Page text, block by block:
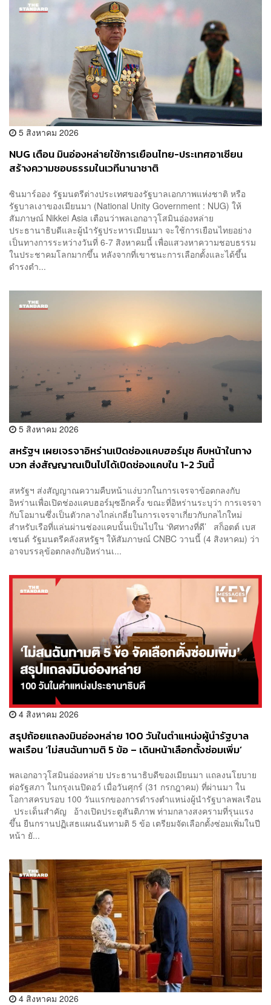
5 สิงหาคม 2026
NUG เตือน มินอ่องหล่ายใช้การเยือนไทย-ประเทศอาเซียน
สร้างความชอบธรรมในเวทีนานาชาติ
ซินมาร์ออง รัฐมนตรีต่างประเทศของรัฐบาลเอกภาพแห่งชาติ หรือ
รัฐบาลเงาของเมียนมา (National Unity Government : NUG) ให้
สัมภาษณ์ Nikkei Asia เตือนว่าพลเอกอาวุโสมินอ่องหล่าย
ประธานาธิบดีและผู้นำรัฐประหารเมียนมา จะใช้การเยือนไทยอย่าง
เป็นทางการระหว่างวันที่ 6-7 สิงหาคมนี้ เพื่อแสวงหาความชอบธรรม
ในประชาคมโลกมากขึ้น หลังจากที่เขาชนะการเลือกตั้งและได้ขึ้น
ดำรงตำ...
5 สิงหาคม 2026
สหรัฐฯ เผยเจรจาอิหร่านเปิดช่องแคบฮอร์มุซ คืบหน้าในทาง
บวก ส่งสัญญาณเป็นไปได้เปิดช่องแคบใน 1-2 วันนี้
สหรัฐฯ ส่งสัญญาณความคืบหน้าแง่บวกในการเจรจาข้อตกลงกับ
อิหร่านเพื่อเปิดช่องแคบฮอร์มุซอีกครั้ง ขณะที่อิหร่านระบุว่า การเจรจา
กับโอมานซึ่งเป็นตัวกลางไกล่เกลี่ยในการเจรจาเกี่ยวกับกลไกใหม่
สำหรับเรือที่แล่นผ่านช่องแคบนั้นเป็นไปใน ‘ทิศทางที่ดี’ สก็อตต์ เบส
เซนต์ รัฐมนตรีคลังสหรัฐฯ ให้สัมภาษณ์ CNBC วานนี้ (4 สิงหาคม) ว่า
อาจบรรลุข้อตกลงกับอิหร่านเ...
4 สิงหาคม 2026
สรุปถ้อยแถลงมินอ่องหล่าย 100 วันในตำแหน่งผู้นำรัฐบาล
พลเรือน ‘ไม่สนฉันทามติ 5 ข้อ – เดินหน้าเลือกตั้งซ่อมเพิ่ม’
พลเอกอาวุโสมินอ่องหล่าย ประธานาธิบดีของเมียนมา แถลงนโยบาย
ต่อรัฐสภา ในกรุงเนปิดอว์ เมื่อวันศุกร์ (31 กรกฎาคม) ที่ผ่านมา ใน
โอกาสครบรอบ 100 วันแรกของการดำรงตำแหน่งผู้นำรัฐบาลพลเรือน
ประเด็นสำคัญ อ้างเปิดประตูสันติภาพ ท่ามกลางสงครามที่รุนแรง
ขึ้น ยืนกรานปฏิเสธแผนฉันทามติ 5 ข้อ เตรียมจัดเลือกตั้งซ่อมเพิ่มในปี
หน้า ยั...
4 สิงหาคม 2026